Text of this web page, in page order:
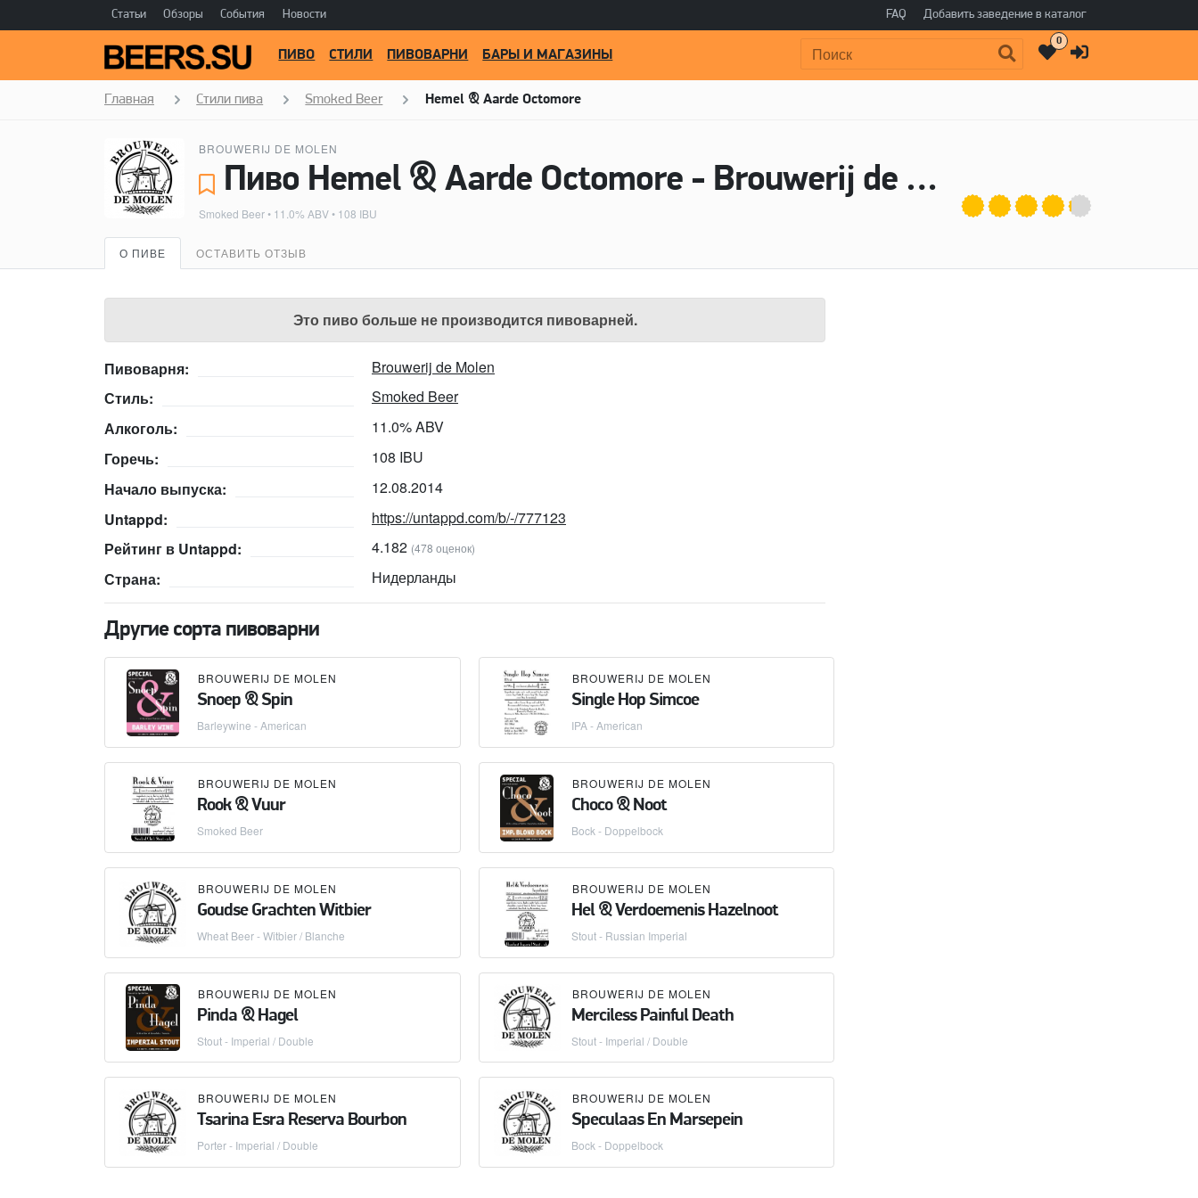
Статьи Обзоры События Новости FAQ Добавить заведение в каталог
Поиск:
ПИВО СТИЛИ ПИВОВАРНИ БАРЫ И МАГАЗИНЫ
0
Главная Стили пива Smoked Beer Hemel & Aarde Octomore
BROUWERIJ DE MOLEN
Пиво Hemel & Aarde Octomore - Brouwerij de Molen
Smoked Beer• 11.0% ABV • 108 IBU
О ПИВЕ ОСТАВИТЬ ОТЗЫВ
Это пиво больше не производится пивоварней.
Пивоварня:
Brouwerij de Molen
Стиль:
Smoked Beer
Алкоголь:
11.0% ABV
Горечь:
108 IBU
Начало выпуска:
12.08.2014
Untappd:
https://untappd.com/b/-/777123
Рейтинг в Untappd:
4.182 (478 оценок)
Страна: Нидерланды
Другие сорта пивоварни
BROUWERIJ DE MOLEN
Snoep & Spin
Barleywine - American
BROUWERIJ DE MOLEN
Single Hop Simcoe
IPA - American
BROUWERIJ DE MOLEN
Rook & Vuur
Smoked Beer
BROUWERIJ DE MOLEN
Choco & Noot
Bock - Doppelbock
BROUWERIJ DE MOLEN
Goudse Grachten Witbier
Wheat Beer - Witbier / Blanche
BROUWERIJ DE MOLEN
Hel & Verdoemenis Hazelnoot
Stout - Russian Imperial
BROUWERIJ DE MOLEN
Pinda & Hagel
Stout - Imperial / Double
BROUWERIJ DE MOLEN
Merciless Painful Death
Stout - Imperial / Double
BROUWERIJ DE MOLEN
Tsarina Esra Reserva Bourbon
Porter - Imperial / Double
BROUWERIJ DE MOLEN
Speculaas En Marsepein
Bock - Doppelbock